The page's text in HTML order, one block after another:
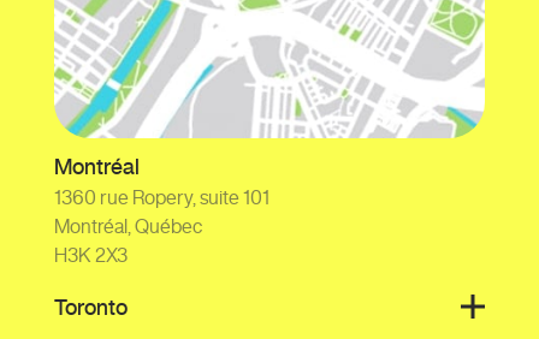
Montréal
1360 rue Ropery, suite 101
Montréal, Québec
H3K 2X3
Toronto